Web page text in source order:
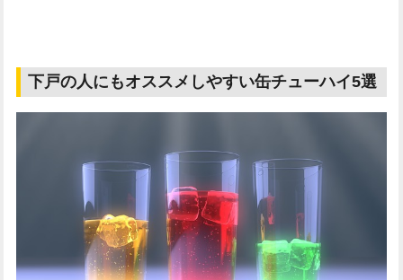
下戸の人にもオススメしやすい缶チューハイ5選